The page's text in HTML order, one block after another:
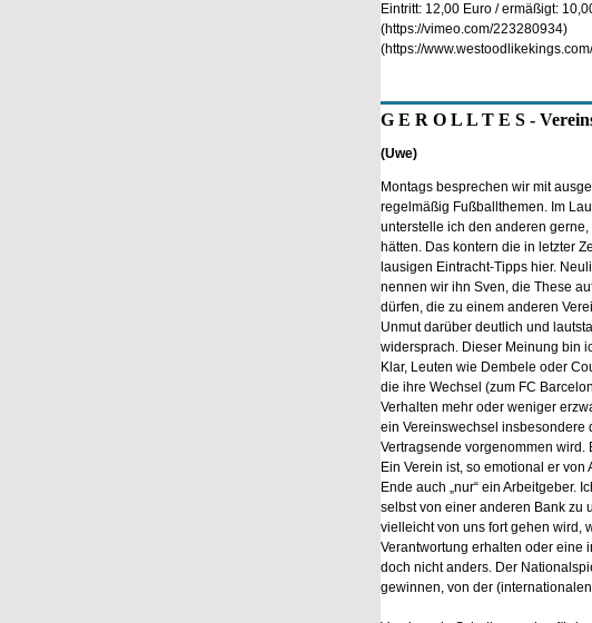
Eintritt: 12,00 Euro / ermäßigt:
(https://vimeo.com/223280934)
(https://
G E R O L L T E S -
(Uwe)
Montags besprechen wir mit
regelmäßig Fußballthemen. Im
unterstelle ich den anderen gerne,
hätten. Das kontern die in letzter
lausigen Eintracht-Tipps hier.
nennen wir ihn Sven, die These
dürfen, die zu einem anderen
Unmut darüber deutlich und
widersprach. Dieser Meinung bin
Klar, Leuten wie Dembele oder
die ihre Wechsel (zum FC
Verhalten mehr oder weniger
ein Vereinswechsel insbesondere
Vertragsende vorgenommen
Ein Verein ist, so emotional er
Ende auch „nur“ ein Arbeitgeber.
selbst von einer anderen Bank zu
vielleicht von uns fort gehen wird,
Verantwortung erhalten oder eine
doch nicht anders. Der
gewinnen, von der